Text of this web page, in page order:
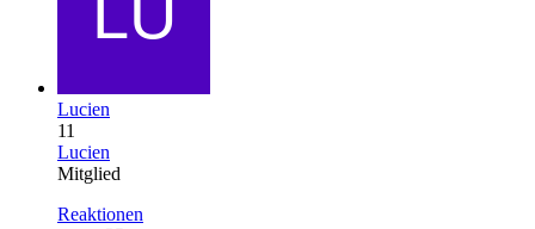
Lucien
11
Lucien
Mitglied
Reaktionen